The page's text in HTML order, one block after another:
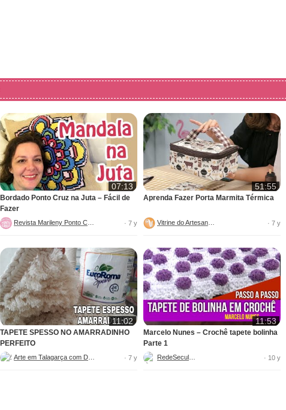
07:13
Bordado Ponto Cruz na Juta – Fácil de
Fazer
· 7 y
51:55
Aprenda Fazer Porta Marmita Térmica
· 7 y
11:02
TAPETE SPESSO NO AMARRADINHO
PERFEITO
· 7 y
11:53
Marcelo Nunes – Crochê tapete bolinha
Parte 1
· 10 y